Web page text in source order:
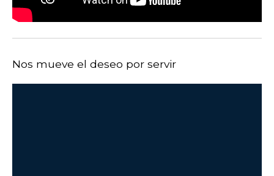
Nos mueve el deseo por servir